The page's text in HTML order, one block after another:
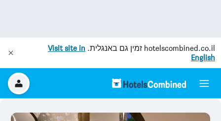
hotelscombined.co.il זמין גם באנגלית. Visit site in
English